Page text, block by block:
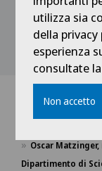
Vedi profilo
Oscar
Dipartimento di
utilizza sia
della
esperienza
consultate
Non accetto